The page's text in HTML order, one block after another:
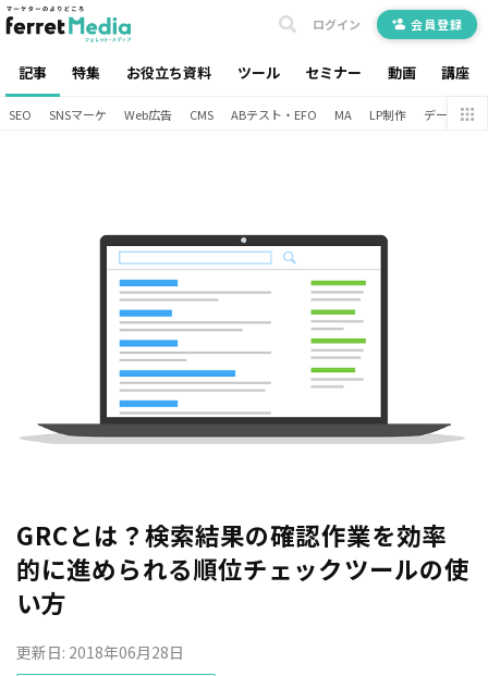
記事 特集 お役立ち資料 ツール セミナー 動画 講座
ログイン 会員登録
SEO SNSマーケ Web広告 CMS ABテスト・EFO MA LP制作 データ分析
GRCとは？検索結果の確認作業を効率
的に進められる順位チェックツールの使
い方
更新日: 2018年06月28日